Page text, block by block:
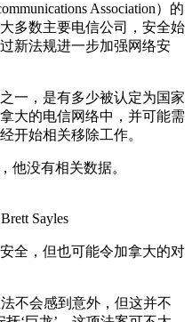
Association）的
多数主要电信公司，安全始
新法规进一步加强网络安
一，是有多少被认定为国家
大的电信网络中，并可能需
开始相关移除工作。
他没有相关数据。
Sayles
全，但也可能令加拿大的对
不会感到意外，但这并不